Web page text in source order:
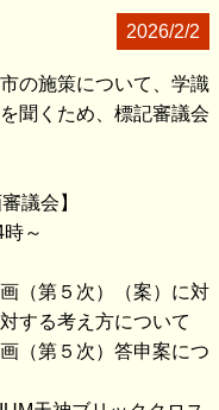
2026/2/2
の施策について、学識
聞くため、標記審議会
議会】
～
（第５次）（案）に対
する考え方について
（第５次）答申案につ